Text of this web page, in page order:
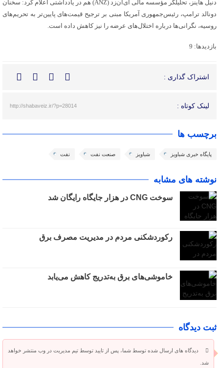
دنیل هاینز، تحلیلگر مؤسسه مالی ای‌ان‌زد (ANZ) هم در یادداشتی اعلام کرد: سخنان
دونالد ترامپ، رئیس‌جمهوری آمریکا مبنی بر ترجیح قیمت‌های پایین‌تر به تحریم‌های
روسیه، نگرانی‌ها درباره اختلال‌های عرضه را نیز کاهش داده است.
بازدیدها: 9
اشتراک گذاری :
لینک کوتاه : http://shabaveiz.ir/?p=28014
برچسب ها
پایگاه خبری شباویز شباویز صنعت نفت نفت
نوشته های مشابه
سوخت CNG در هزار جایگاه رایگان شد
رکوردشکنی مردم در مدیریت مصرف برق
خاموشی‌های برق به‌تدریج کاهش می‌یابد
ثبت دیدگاه
دیدگاه های ارسال شده توسط شما، پس از تایید توسط تیم مدیریت در وب منتشر خواهد
شد.